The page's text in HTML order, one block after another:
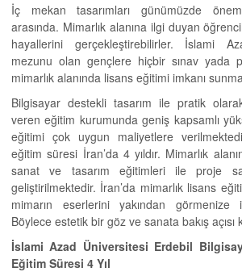
İç mekan tasarımları günümüzde
arasında. Mimarlık alanına ilgi duyan
hayallerini gerçekleştirebilirler. İslami
mezunu olan gençlere hiçbir sınav yada
mimarlık alanında lisans eğitimi imkanı
Bilgisayar destekli tasarım ile pratik
veren eğitim kurumunda geniş kapsamlı
eğitimi çok uygun maliyetlere
eğitim süresi İran’da 4 yıldır. Mimarlık
sanat ve tasarım eğitimleri ile proje
geliştirilmektedir. İran’da mimarlık lisans
mimarın eserlerini yakından görmenize
Böylece estetik bir göz ve sanata bakış açısı
İslami Azad Üniversitesi Erdebil
Eğitim Süresi 4 Yıl